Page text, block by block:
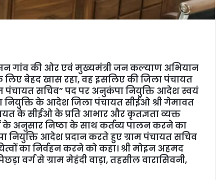
गांव की ओर एवं मुख्यमंत्री जन कल्याण अभियान
बेहद खास रहा, वह इसलिए की जिला पंचायत
पंचायत सचिव” पद पर अनुकंपा नियुक्ति आदेश स्वयं
नियुक्ति के आदेश जिला पंचायत सीईओ श्री गेमावत
के सीईओ के प्रति आभार और कृतज्ञता व्यक्त
अनुसार निष्ठा के साथ कर्तव्य पालन करने का
आदेश प्रदान करते हुए ग्राम पंचायत सचिव
का निर्वहन करने को कहा। श्री मोइन अहमद
वर्ग से ग्राम मेहंदी वाड़ा, तहसील वारासिवनी,